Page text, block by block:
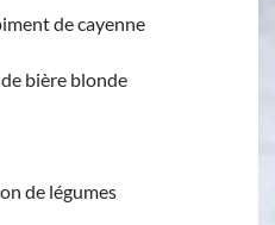
de cayenne
de bière blonde
de légumes